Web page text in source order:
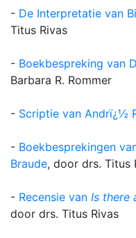
- De Interpretatie van
Titus Rivas
- Boekbespreking van
Barbara R. Rommer
- Scriptie van Andrï¿½
- Boekbesprekingen
Braude, door drs. Titus
- Recensie van Is there
door drs. Titus Rivas